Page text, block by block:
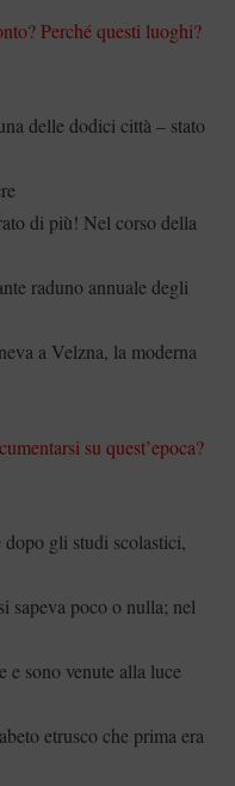
Perché questi luoghi?
delle dodici città – stato
di più! Nel corso della
raduno annuale degli
a Velzna, la moderna
su quest’epoca?
gli studi scolastici,
sapeva poco o nulla; nel
e sono venute alla luce
etrusco che prima era